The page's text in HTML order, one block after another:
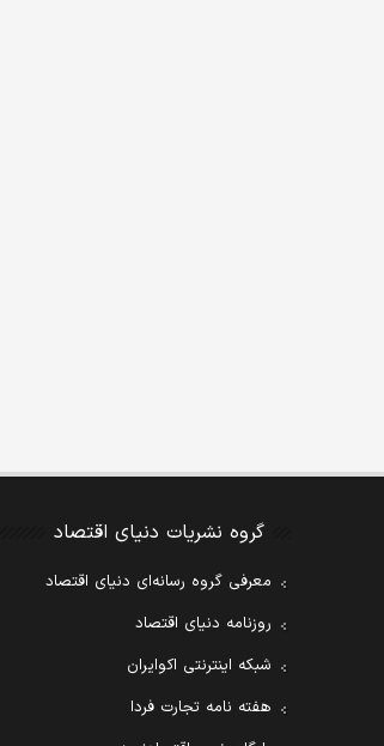
گروه نشریات دنیای اقتصاد
معرفی گروه رسانه‌ای دنیای اقتصاد
روزنامه دنیای اقتصاد
شبکه اینترنتی اکوایران
هفته نامه تجارت فردا